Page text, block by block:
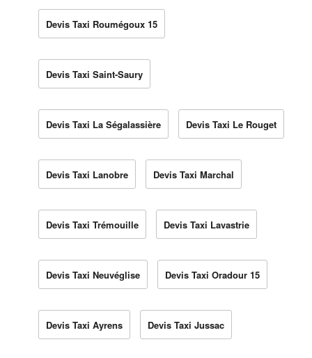
Devis Taxi Roumégoux 15
Devis Taxi Saint-Saury
Devis Taxi La Ségalassière Devis Taxi Le Rouget
Devis Taxi Lanobre Devis Taxi Marchal
Devis Taxi Trémouille Devis Taxi Lavastrie
Devis Taxi Neuvéglise Devis Taxi Oradour 15
Devis Taxi Ayrens Devis Taxi Jussac